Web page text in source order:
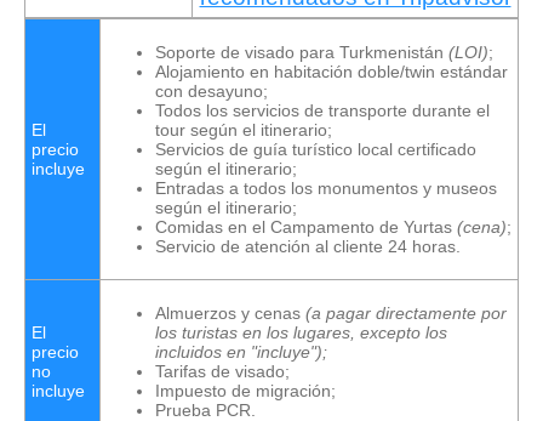
El
precio
incluye
Soporte de visado para Turkmenistán (LOI);
Alojamiento en habitación doble/twin estándar
con desayuno;
Todos los servicios de transporte durante el
tour según el itinerario;
Servicios de guía turístico local certificado
según el itinerario;
Entradas a todos los monumentos y museos
según el itinerario;
Comidas en el Campamento de Yurtas (cena);
Servicio de atención al cliente 24 horas.
El
precio
no
incluye
Almuerzos y cenas (a pagar directamente por
los turistas en los lugares, excepto los
incluidos en "incluye");
Tarifas de visado;
Impuesto de migración;
Prueba PCR.